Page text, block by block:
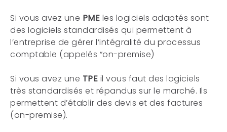
Si vous avez une PME les logiciels adaptés sont
des logiciels standardisés qui permettent à
l’entreprise de gérer l’intégralité du processus
comptable (appelés “on-premise)
Si vous avez une TPE il vous faut des logiciels
très standardisés et répandus sur le marché. Ils
permettent d’établir des devis et des factures
(on-premise).